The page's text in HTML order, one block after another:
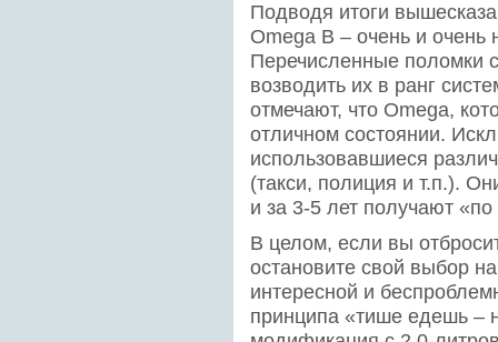
Подводя итоги
Omega B – очень и
Перечисленные поломки
возводить их в ранг
отмечают, что Omega,
отличном состоянии.
использовавшиеся
(такси, полиция и т.п.).
и за 3-5 лет получают
В целом, если вы
остановите свой выбор
интересной и
принципа «тише едешь –